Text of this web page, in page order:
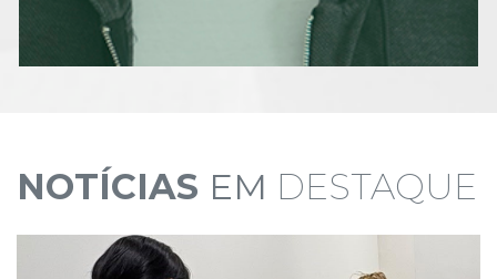
NOTÍCIAS EM DESTAQUE